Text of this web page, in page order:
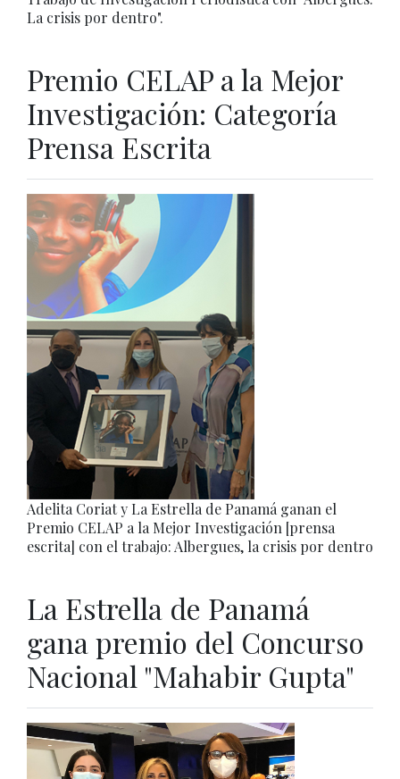
La crisis por dentro".
Premio CELAP a la Mejor
Investigación: Categoría
Prensa Escrita
Adelita Coriat y La Estrella de Panamá ganan el
Premio CELAP a la Mejor Investigación [prensa
escrita] con el trabajo: Albergues, la crisis por dentro
La Estrella de Panamá
gana premio del Concurso
Nacional "Mahabir Gupta"